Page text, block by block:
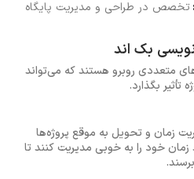
تخصص در طراحی و مدیریت پایگاه
بک اند
متعددی روبرو هستند که می‌تواند
تأثیر بگذارد.
زمان و تحویل به موقع پروژه‌ها
زمان خود را به خوبی مدیریت کنند تا